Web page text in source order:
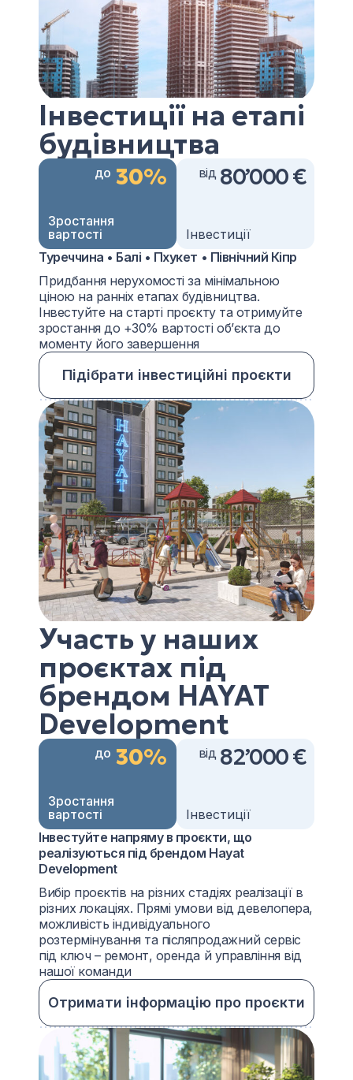
Інвестиції на етапі
будівництва
до 30%
Зростання
вартості
від 80’000 €
Інвестиції
Туреччина • Балі • Пхукет • Північний Кіпр
Придбання нерухомості за мінімальною
ціною на ранніх етапах будівництва.
Інвестуйте на старті проєкту та отримуйте
зростання до +30% вартості об’єкта до
моменту його завершення
Підібрати інвестиційні проєкти
Участь у наших
проєктах під
брендом HAYAT
Development
до 30%
Зростання
вартості
від 82’000 €
Інвестиції
Інвестуйте напряму в проєкти, що
реалізуються під брендом Hayat
Development
Вибір проєктів на різних стадіях реалізації в
різних локаціях. Прямі умови від девелопера,
можливість індивідуального
розтермінування та післяпродажний сервіс
під ключ – ремонт, оренда й управління від
нашої команди
Отримати інформацію про проєкти